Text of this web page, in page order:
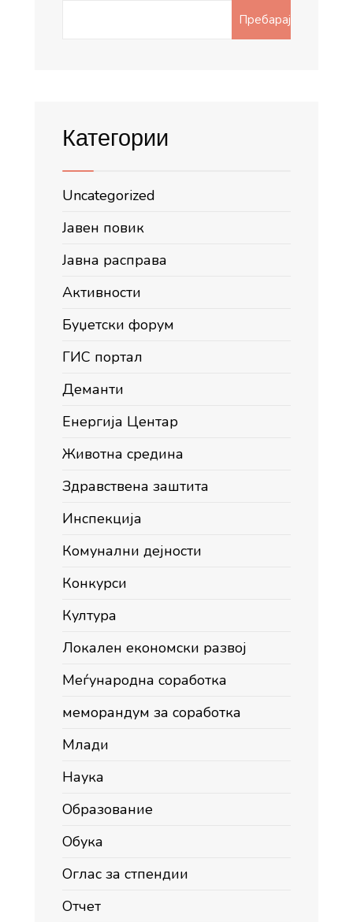
Пребарај
Категории
Uncategorized
Јавен повик
Јавна расправа
Активности
Буџетски форум
ГИС портал
Деманти
Енергија Центар
Животна средина
Здравствена заштита
Инспекција
Комунални дејности
Конкурси
Култура
Локален економски развој
Меѓународна соработка
меморандум за соработка
Млади
Наука
Образование
Обука
Оглас за стпендии
Отчет